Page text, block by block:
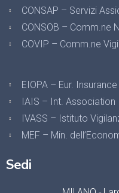
CONSAP – Servizi
CONSOB – Comm.ne
COVIP – Comm.ne
EIOPA – Eur.
IAIS – Int. Association
IVASS – Istituto
MEF – Min.
Sedi